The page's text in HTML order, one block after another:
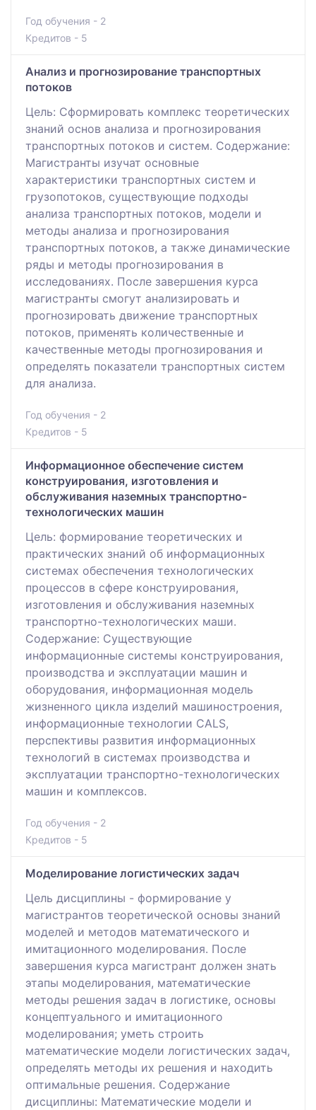
Год обучения - 2
Кредитов - 5
Анализ и прогнозирование транспортных
потоков
Цель: Сформировать комплекс теоретических
знаний основ анализа и прогнозирования
транспортных потоков и систем. Содержание:
Магистранты изучат основные
характеристики транспортных систем и
грузопотоков, существующие подходы
анализа транспортных потоков, модели и
методы анализа и прогнозирования
транспортных потоков, а также динамические
ряды и методы прогнозирования в
исследованиях. После завершения курса
магистранты смогут анализировать и
прогнозировать движение транспортных
потоков, применять количественные и
качественные методы прогнозирования и
определять показатели транспортных систем
для анализа.
Год обучения - 2
Кредитов - 5
Информационное обеспечение систем
конструирования, изготовления и
обслуживания наземных транспортно-
технологических машин
Цель: формирование теоретических и
практических знаний об информационных
системах обеспечения технологических
процессов в сфере конструирования,
изготовления и обслуживания наземных
транспортно-технологических маши.
Содержание: Существующие
информационные системы конструирования,
производства и эксплуатации машин и
оборудования, информационная модель
жизненного цикла изделий машиностроения,
информационные технологии CALS,
перспективы развития информационных
технологий в системах производства и
эксплуатации транспортно-технологических
машин и комплексов.
Год обучения - 2
Кредитов - 5
Моделирование логистических задач
Цель дисциплины - формирование у
магистрантов теоретической основы знаний
моделей и методов математического и
имитационного моделирования. После
завершения курса магистрант должен знать
этапы моделирования, математические
методы решения задач в логистике, основы
концептуального и имитационного
моделирования; уметь строить
математические модели логистических задач,
определять методы их решения и находить
оптимальные решения. Содержание
дисциплины: Математические модели и